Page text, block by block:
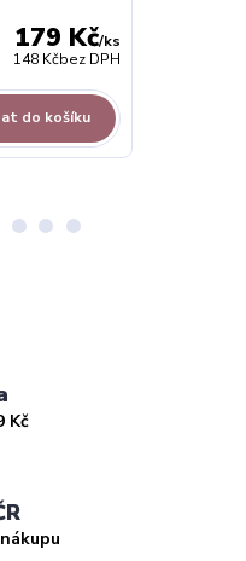
179 Kč/ks
148 Kčbez DPH
do košíku
Kč